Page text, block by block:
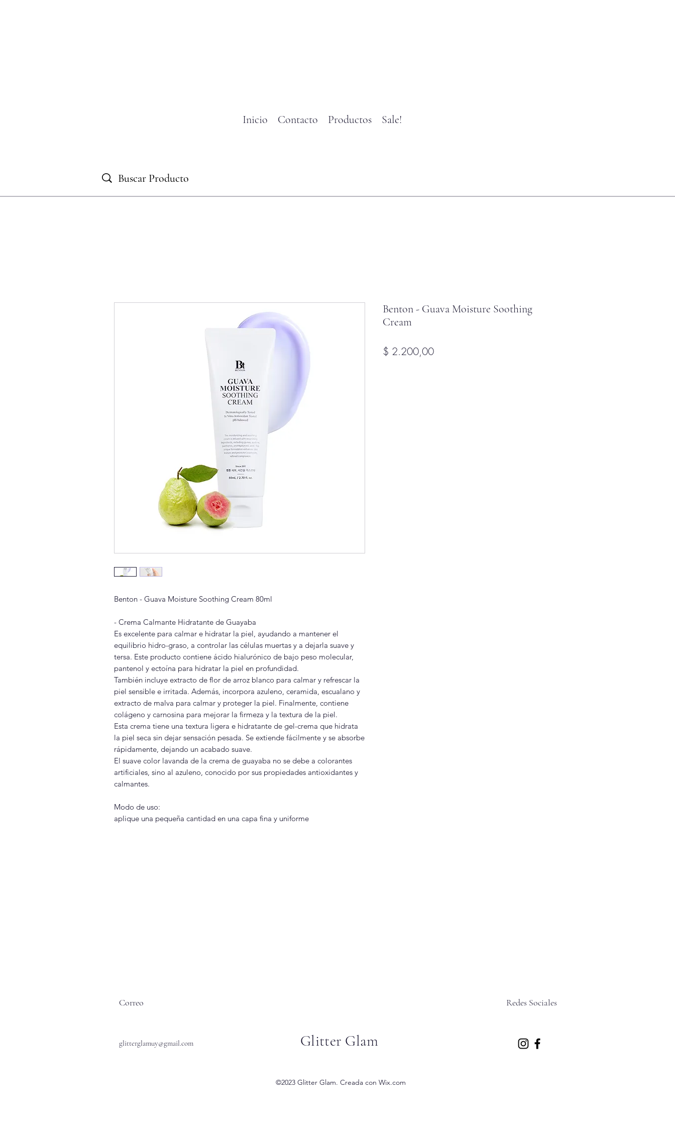
Inicio Contacto Productos Sale!
Benton - Guava Moisture Soothing Cream 80ml
- Crema Calmante Hidratante de Guayaba
Es excelente para calmar e hidratar la piel, ayudando a mantener el
equilibrio hidro-graso, a controlar las células muertas y a dejarla suave y
tersa. Este producto contiene ácido hialurónico de bajo peso molecular,
pantenol y ectoína para hidratar la piel en profundidad.
También incluye extracto de flor de arroz blanco para calmar y refrescar la
piel sensible e irritada. Además, incorpora azuleno, ceramida, escualano y
extracto de malva para calmar y proteger la piel. Finalmente, contiene
colágeno y carnosina para mejorar la firmeza y la textura de la piel.
Esta crema tiene una textura ligera e hidratante de gel-crema que hidrata
la piel seca sin dejar sensación pesada. Se extiende fácilmente y se absorbe
rápidamente, dejando un acabado suave.
El suave color lavanda de la crema de guayaba no se debe a colorantes
artificiales, sino al azuleno, conocido por sus propiedades antioxidantes y
calmantes.
Modo de uso:
aplique una pequeña cantidad en una capa fina y uniforme
Benton - Guava Moisture Soothing
Cream
$ 2.200,00Precio
Correo
glitterglamuy@gmail.com Glitter Glam
Redes Sociales
©2023 Glitter Glam. Creada con Wix.com